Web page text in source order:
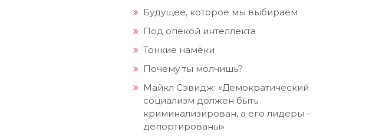
Будущее, которое мы выбираем
Под опекой интеллекта
Тонкие намёки
Почему ты молчишь?
Майкл Сэвидж: «Демократический
социализм должен быть
криминализирован, а его лидеры –
депортированы»